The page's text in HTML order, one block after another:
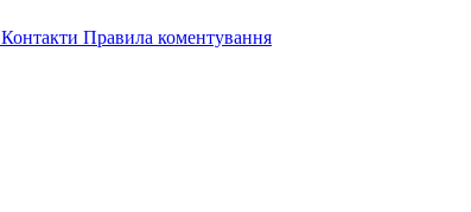
Контакти Правила коментування